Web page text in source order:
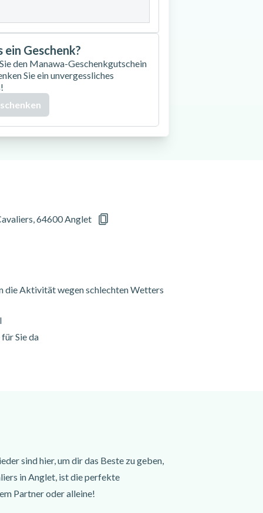
ein Geschenk?
den Manawa-Geschenkgutschein
Sie ein unvergessliches
64600 Anglet
die Aktivität wegen schlechten Wetters
Sie da
sind hier, um dir das Beste zu geben,
in Anglet, ist die perfekte
Partner oder alleine!